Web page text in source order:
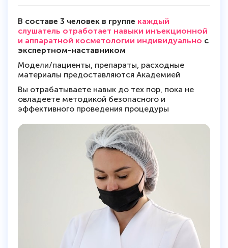
В составе 3 человек в группе каждый
слушатель отработает навыки инъекционной
и аппаратной косметологии индивидуально с
экспертном-наставником
Модели/пациенты, препараты, расходные
материалы предоставляются Академией
Вы отрабатываете навык до тех пор, пока не
овладеете методикой безопасного и
эффективного проведения процедуры